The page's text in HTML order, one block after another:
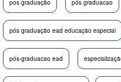
pos graduação pós graduacao
pós graduação ead educação especial
pós-graduacao ead